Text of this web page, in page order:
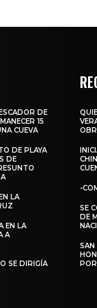
DE
15
CUEVA
DE PLAYA
DE
LA
EN LA
A
SE DIRIGÍA
-
SE
DE
SAN